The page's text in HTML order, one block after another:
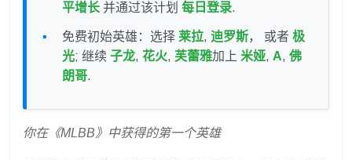
平增长 并通过该计划 每日登录.
免费初始英雄：选择 莱拉, 迪罗斯， 或者 极
光; 继续 子龙, 花火, 芙蕾雅加上 米娅, Α, 佛
朗哥.
你在《MLBB》中获得的第一个英雄